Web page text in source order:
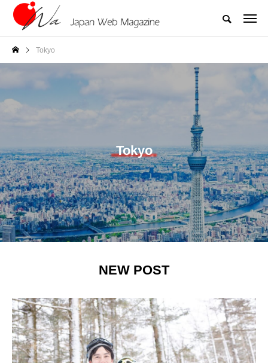
Tokyo
Tokyo
NEW POST